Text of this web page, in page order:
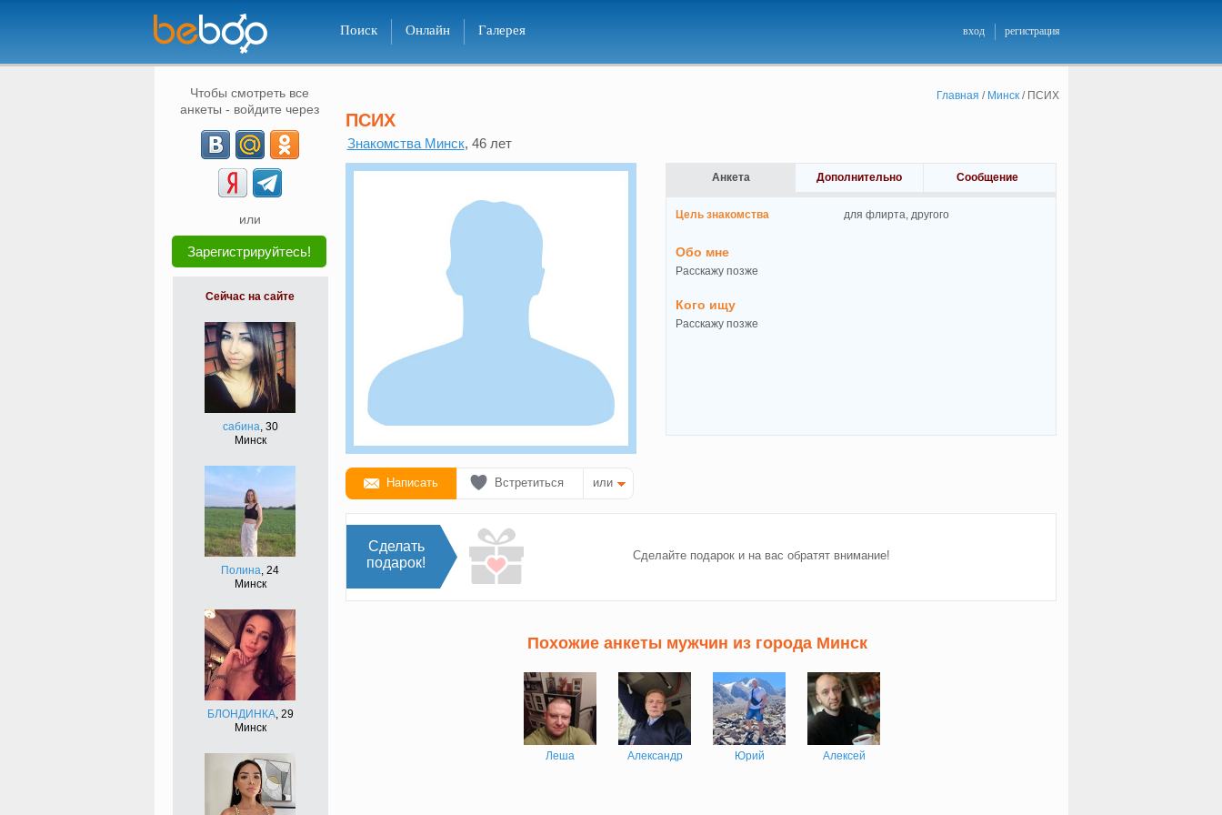
Поиск Онлайн Галерея вход регистрация
Чтобы смотреть все
анкеты - войдите через
или
Зарегистрируйтесь!
Сейчас на сайте
сабина, 30
Минск
Полина, 24
Минск
БЛОНДИНКА, 29
Минск
Главная / Минск/ ПСИХ
ПСИХ
Знакомства Минск, 46 лет
Написать Встретиться или
Анкета Дополнительно Сообщение
Цель знакомства для флирта, другого
Обо мне
Расскажу позже
Кого ищу
Расскажу позже
Сделать
подарок!
Сделайте подарок и на вас обратят внимание!
Похожие анкеты мужчин из города Минск
Леша Александр Юрий Алексей